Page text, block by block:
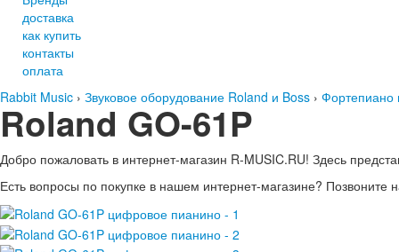
доставка
как купить
контакты
оплата
Rabbit Music › Звуковое оборудование Roland и Boss › Фортепиано
Roland GO-61P
Добро пожаловать в интернет-магазин R-MUSIC.RU! Здесь
Есть вопросы по покупке в нашем интернет-магазине? Позвоните